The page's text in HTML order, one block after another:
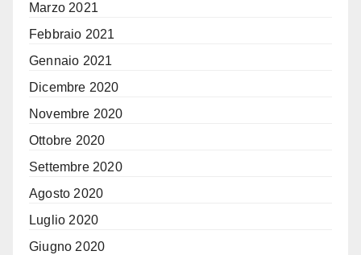
Marzo 2021
Febbraio 2021
Gennaio 2021
Dicembre 2020
Novembre 2020
Ottobre 2020
Settembre 2020
Agosto 2020
Luglio 2020
Giugno 2020